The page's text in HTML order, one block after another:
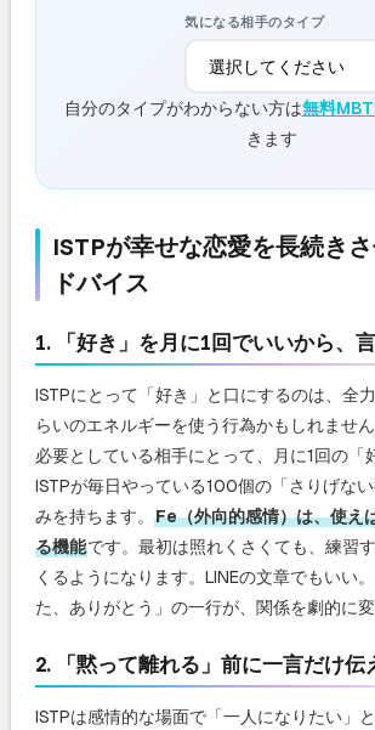
気になる相手のタイプ
自分のタイプがわからない方は無料
きます
ISTPが幸せな恋愛を長続き
ドバイス
1. 「好き」を月に1回でいいから、
ISTPにとって「好き」と口にするのは、全
らいのエネルギーを使う行為かもしれませ
必要としている相手にとって、月に1回の「
ISTPが毎日やっている100個の「さりげな
みを持ちます。 Fe（外向的感情）は、使え
る機能です。最初は照れくさくても、練習
くるようになります。LINEの文章でもいい
た、ありがとう」の一行が、関係を劇的に変
2. 「黙って離れる」前に一言だけ伝
ISTPは感情的な場面で「一人になりたい」